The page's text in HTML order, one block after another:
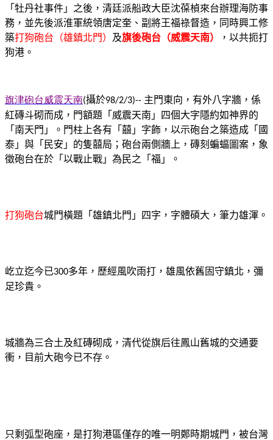
「牡丹社事件」之後，清廷派船政大臣沈葆楨來台辦理海防事
務，並先後派淮軍統領唐定奎、副將王福祿督造，同時興工修
築打狗砲台（雄鎮北門） 及旗後砲台（威震天南）
，以共扼打
狗港。
旗津砲台威震天南(攝於98/2/3)-- 主門東向，有外八字牆，係
紅磚斗砌而成，門額題「威震天南」四個大字隱約如神界的
「南天門」。門柱上各有「囍」字飾，以示砲台之築造成「國
泰」與「民安」的隻囍局；砲台兩側牆上，磚刻蝙蝠圖案，象
徵砲台在於「以戰止戰」為民之「福」。
打狗砲台城門橫題「雄鎮北門」四字，字體碩大，筆力雄渾。
屹立迄今已300多年，歷經風吹雨打，雄風依舊固守鎮北，彌
足珍貴。
城牆為三合土及紅磚砌成， 清代從旗后往鳳山舊城的交通要
衝，目前大砲今已不存。
只剩弧型砲座，是打狗港區僅存的唯一明鄭時期城門，被台灣